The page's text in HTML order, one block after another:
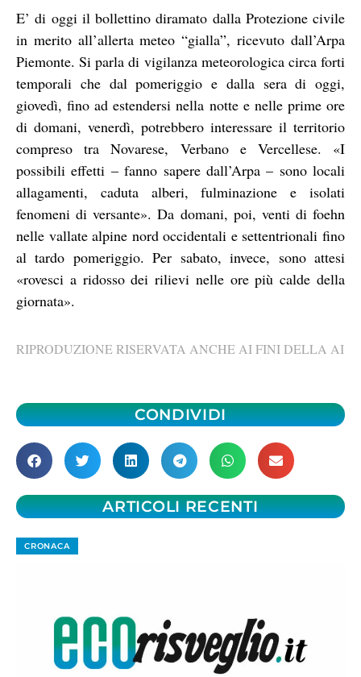
E’ di oggi il bollettino diramato dalla Protezione civile
in merito all’allerta meteo “gialla”, ricevuto dall’Arpa
Piemonte. Si parla di vigilanza meteorologica circa forti
temporali che dal pomeriggio e dalla sera di oggi,
giovedì, fino ad estendersi nella notte e nelle prime ore
di domani, venerdì, potrebbero interessare il territorio
compreso tra Novarese, Verbano e Vercellese. «I
possibili effetti – fanno sapere dall’Arpa – sono locali
allagamenti, caduta alberi, fulminazione e isolati
fenomeni di versante». Da domani, poi, venti di foehn
nelle vallate alpine nord occidentali e settentrionali fino
al tardo pomeriggio. Per sabato, invece, sono attesi
«rovesci a ridosso dei rilievi nelle ore più calde della
giornata».
RIPRODUZIONE RISERVATA ANCHE AI FINI DELLA AI
CONDIVIDI
ARTICOLI RECENTI
CRONACA